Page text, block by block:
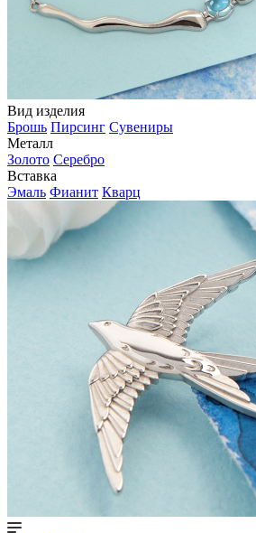
Вид изделия
Брошь Пирсинг Сувениры
Металл
Золото Серебро
Вставка
Эмаль Фианит Кварц